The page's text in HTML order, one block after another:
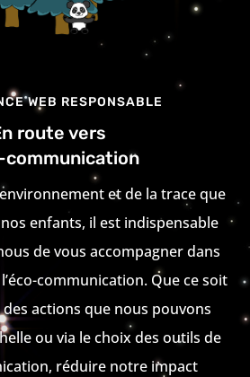
WEB RESPONSABLE
route vers
communication
et de la trace que
enfants, il est indispensable
de vous accompagner dans
communication. Que ce soit
actions que nous pouvons
ou via le choix des outils de
réduire notre impact